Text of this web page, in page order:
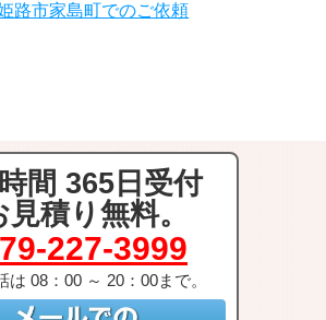
路市家島町でのご依頼
間 365日受付
見積り無料。
227-3999
は 08：00 ～ 20：00まで。